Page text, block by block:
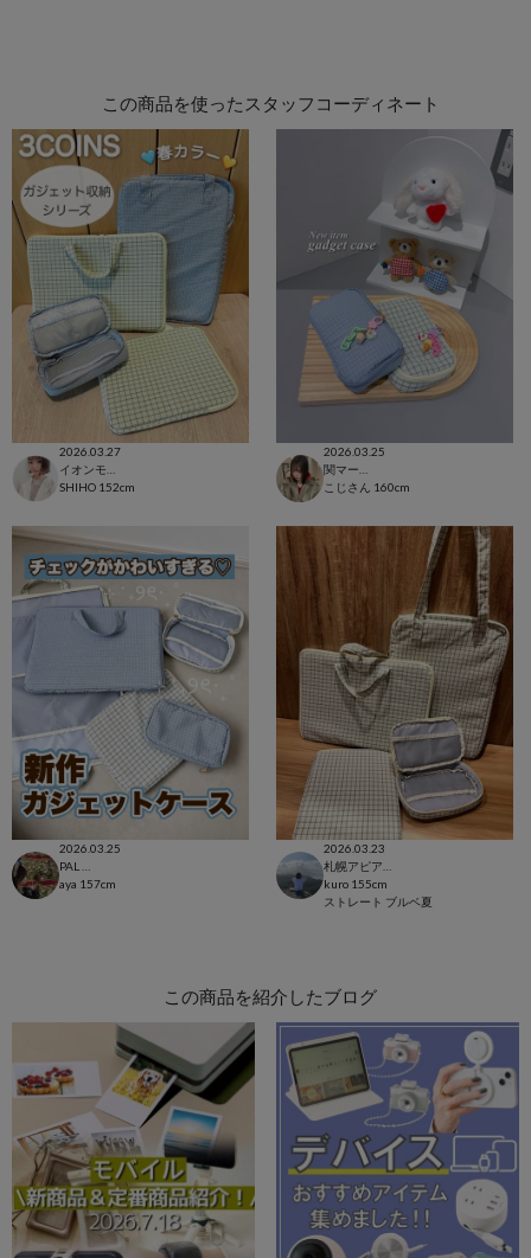
この商品を使ったスタッフコーディネート
2026.03.27
SHIHO 152cm
2026.03.25
こじさん 160cm
2026.03.25
aya 157cm
2026.03.23
kuro 155cm
ストレート ブルベ夏
この商品を紹介したブログ